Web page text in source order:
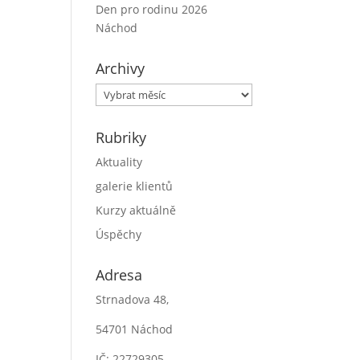
Den pro rodinu 2026
Náchod
Archivy
Archivy
Rubriky
Aktuality
galerie klientů
Kurzy aktuálně
Úspěchy
Adresa
Strnadova 48,
54701 Náchod